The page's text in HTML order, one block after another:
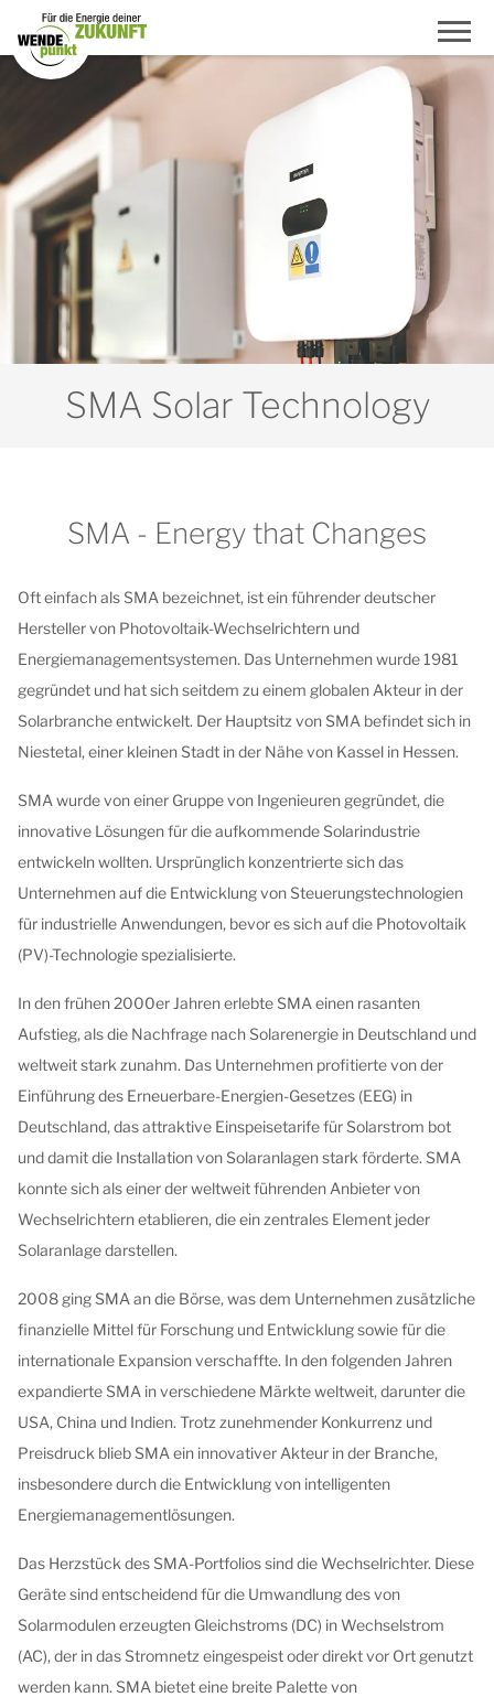
SMA Solar Technology
SMA - Energy that Changes
Oft einfach als SMA bezeichnet, ist ein führender deutscher
Hersteller von Photovoltaik-Wechselrichtern und
Energiemanagementsystemen. Das Unternehmen wurde 1981
gegründet und hat sich seitdem zu einem globalen Akteur in der
Solarbranche entwickelt. Der Hauptsitz von SMA befindet sich in
Niestetal, einer kleinen Stadt in der Nähe von Kassel in Hessen.
SMA wurde von einer Gruppe von Ingenieuren gegründet, die
innovative Lösungen für die aufkommende Solarindustrie
entwickeln wollten. Ursprünglich konzentrierte sich das
Unternehmen auf die Entwicklung von Steuerungstechnologien
für industrielle Anwendungen, bevor es sich auf die Photovoltaik
(PV)-Technologie spezialisierte.
In den frühen 2000er Jahren erlebte SMA einen rasanten
Aufstieg, als die Nachfrage nach Solarenergie in Deutschland und
weltweit stark zunahm. Das Unternehmen profitierte von der
Einführung des Erneuerbare-Energien-Gesetzes (EEG) in
Deutschland, das attraktive Einspeisetarife für Solarstrom bot
und damit die Installation von Solaranlagen stark förderte. SMA
konnte sich als einer der weltweit führenden Anbieter von
Wechselrichtern etablieren, die ein zentrales Element jeder
Solaranlage darstellen.
2008 ging SMA an die Börse, was dem Unternehmen zusätzliche
finanzielle Mittel für Forschung und Entwicklung sowie für die
internationale Expansion verschaffte. In den folgenden Jahren
expandierte SMA in verschiedene Märkte weltweit, darunter die
USA, China und Indien. Trotz zunehmender Konkurrenz und
Preisdruck blieb SMA ein innovativer Akteur in der Branche,
insbesondere durch die Entwicklung von intelligenten
Energiemanagementlösungen.
Das Herzstück des SMA-Portfolios sind die Wechselrichter. Diese
Geräte sind entscheidend für die Umwandlung des von
Solarmodulen erzeugten Gleichstroms (DC) in Wechselstrom
(AC), der in das Stromnetz eingespeist oder direkt vor Ort genutzt
werden kann. SMA bietet eine breite Palette von